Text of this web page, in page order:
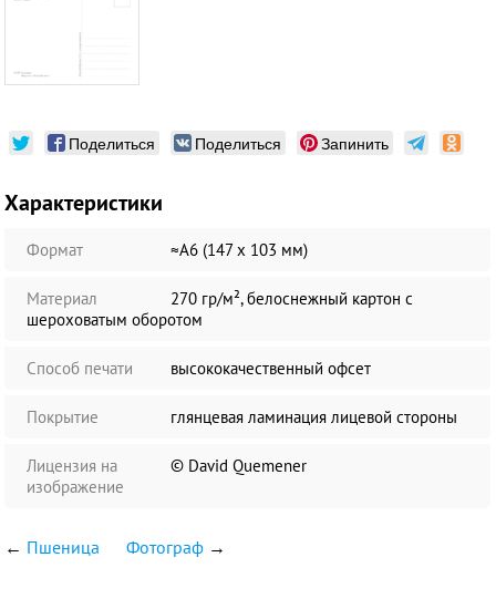
Поделиться Поделиться Запинить
Характеристики
Формат ≈А6 (147 х 103 мм)
Материал
270 гр/м², белоснежный картон с
шероховатым оборотом
Способ печати высококачественный офсет
Покрытие глянцевая ламинация лицевой стороны
Лицензия на
изображение
© David Quemener
← Пшеница Фотограф →